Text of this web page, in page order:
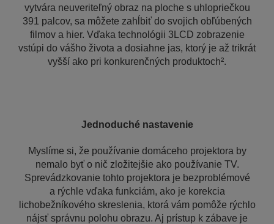
vytvára neuveriteľný obraz na ploche s uhlopriečkou
391 palcov, sa môžete zahĺbiť do svojich obľúbených
filmov a hier. Vďaka technológii 3LCD zobrazenie
vstúpi do vášho života a dosiahne jas, ktorý je až trikrát
vyšší ako pri konkurenčných produktoch².
Jednoduché nastavenie
Myslíme si, že používanie domáceho projektora by
nemalo byť o nič zložitejšie ako používanie TV.
Sprevádzkovanie tohto projektora je bezproblémové
a rýchle vďaka funkciám, ako je korekcia
lichobežníkového skreslenia, ktorá vám pomôže rýchlo
nájsť správnu polohu obrazu. Aj prístup k zábave je